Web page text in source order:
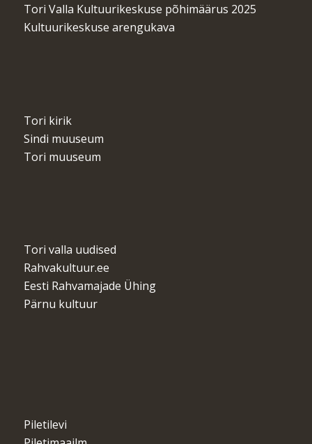
Tori Valla Kultuurikeskuse põhimäärus 2025
Kultuurikeskuse arengukava
Tori kirik
Sindi muuseum
Tori muuseum
Tori valla uudised
Rahvakultuur.ee
Eesti Rahvamajade Ühing
Pärnu kultuur
Piletilevi